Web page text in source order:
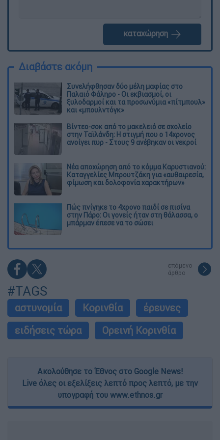
καταχώρηση
Διαβάστε ακόμη
Συνελήφθησαν δύο μέλη μαφίας στο
Παλαιό Φάληρο - Οι εκβιασμοί, οι
ξυλοδαρμοί και τα προσωνύμια «πίτμπουλ»
και «μπουλντόγκ»
Βίντεο-σοκ από το μακελειό σε σχολείο
στην Ταϊλάνδη: Η στιγμή που ο 14χρονος
ανοίγει πυρ - Στους 9 ανέβηκαν οι νεκροί
Νέα αποχώρηση από το κόμμα Καρυστιανού:
Καταγγελίες Μπρουτζάκη για «αυθαιρεσία,
φίμωση και δολοφονία χαρακτήρων»
Πώς πνίγηκε το 4χρονο παιδί σε πισίνα
στην Πάρο: Οι γονείς ήταν στη θάλασσα, ο
μπάρμαν έπεσε να το σώσει
επόμενο
άρθρο
#TAGS
αστυνομία Κορινθία
έρευνες
ειδήσεις τώρα
Ορεινή Κορινθία
Ακολούθησε το Έθνος στο Google News!
Live όλες οι εξελίξεις λεπτό προς λεπτό, με την
υπογραφή του www.ethnos.gr